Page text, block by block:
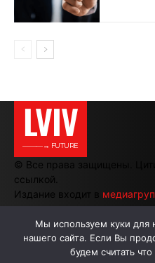
LVIV
———→ FUTURE
© Все права защищены.
ссылкой.
Издание входит в
Мы используем куки для
нашего сайта. Если Вы
будем считать